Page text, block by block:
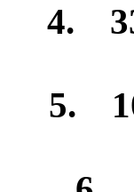
4.
5.